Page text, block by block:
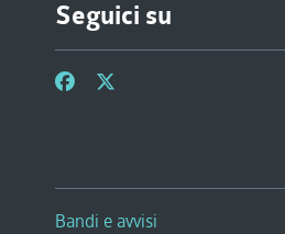
Seguici su
Bandi e avvisi